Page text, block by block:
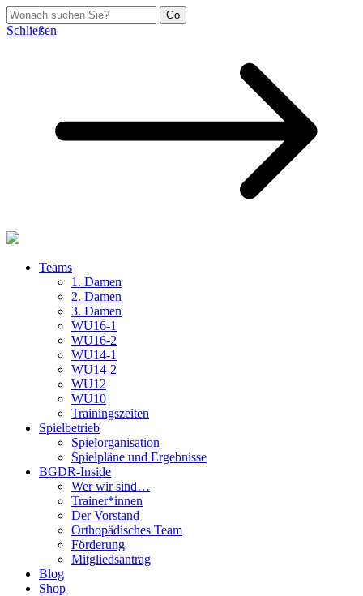
Schließen
Teams
1. Damen
2. Damen
3. Damen
WU16-1
WU16-2
WU14-1
WU14-2
WU12
WU10
Trainingszeiten
Spielbetrieb
Spielorganisation
Spielpläne und Ergebnisse
BGDR-Inside
Wer wir sind…
Trainer*innen
Der Vorstand
Orthopädisches Team
Förderung
Mitgliedsantrag
Blog
Shop